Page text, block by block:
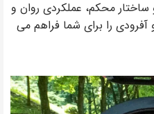
محکم، عملکردی روان و
را برای شما فراهم می